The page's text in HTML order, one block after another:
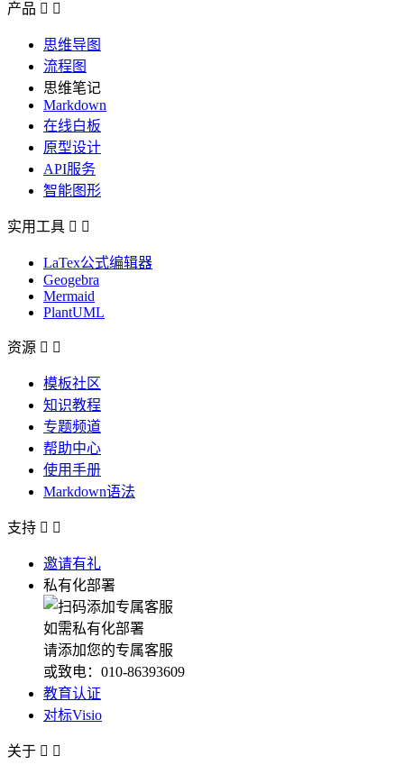
产品  
思维导图
流程图
思维笔记
Markdown
在线白板
原型设计
API服务
智能图形
实用工具  
LaTex公式编辑器
Geogebra
Mermaid
PlantUML
资源  
模板社区
知识教程
专题频道
帮助中心
使用手册
Markdown语法
支持  
邀请有礼
私有化部署
如需私有化部署
请添加您的专属客服
或致电：010-86393609
教育认证
对标Visio
关于  